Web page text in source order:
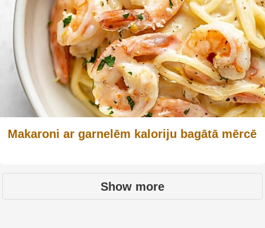
Makaroni ar garnelēm kaloriju bagātā mērcē
Show more